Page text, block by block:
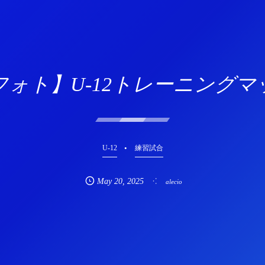
ォト】U-12トレーニングマ
U-12 練習試合
May 20, 2025 alecio